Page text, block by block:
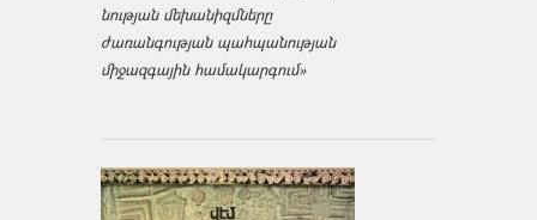
նության մեխանիզմները
ժառանգության պահպանության
միջազ­գային համակարգում»